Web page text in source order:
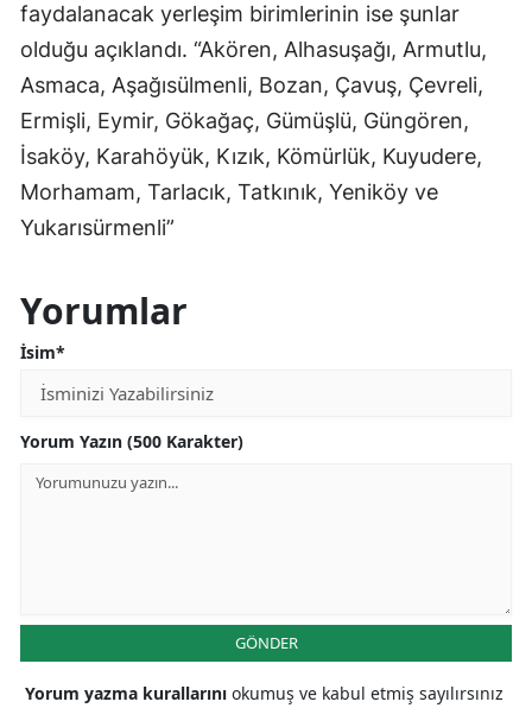
faydalanacak yerleşim birimlerinin ise şunlar
olduğu açıklandı. “Akören, Alhasuşağı, Armutlu,
Asmaca, Aşağısülmenli, Bozan, Çavuş, Çevreli,
Ermişli, Eymir, Gökağaç, Gümüşlü, Güngören,
İsaköy, Karahöyük, Kızık, Kömürlük, Kuyudere,
Morhamam, Tarlacık, Tatkınık, Yeniköy ve
Yukarısürmenli”
Yorumlar
İsim*
Yorum Yazın (500 Karakter)
GÖNDER
Yorum yazma kurallarını okumuş ve kabul etmiş sayılırsınız